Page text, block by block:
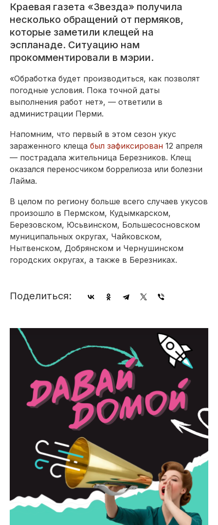
Краевая газета «Звезда» получила
несколько обращений от пермяков,
которые заметили клещей на
эспланаде. Ситуацию нам
прокомментировали в мэрии.
«Обработка будет производиться, как позволят
погодные условия. Пока точной даты
выполнения работ нет», — ответили в
администрации Перми.
Напомним, что первый в этом сезон укус
зараженного клеща был зафиксирован 12 апреля
— пострадала жительница Березников. Клещ
оказался переносчиком боррелиоза или болезни
Лайма.
В целом по региону больше всего случаев укусов
произошло в Пермском, Кудымкарском,
Березовском, Юсьвинском, Большесосновском
муниципальных округах, Чайковском,
Нытвенском, Добрянском и Чернушинском
городских округах, а также в Березниках.
Поделиться: